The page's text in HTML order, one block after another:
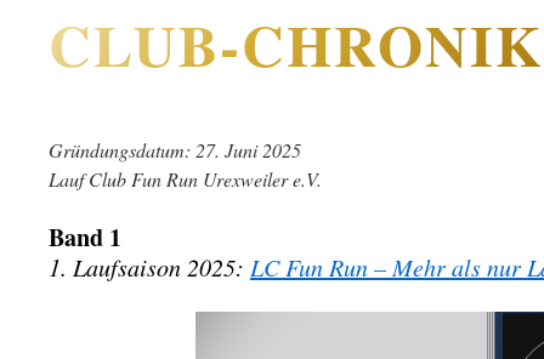
CLUB-CHRONIK
Gründungsdatum: 27. Juni 2025
Lauf Club Fun Run Urexweiler e.V.
Band 1
1. Laufsaison 2025: LC Fun Run – Mehr als nur